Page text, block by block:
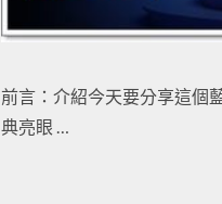
前言：介紹今天要分享這個
典亮眼 …